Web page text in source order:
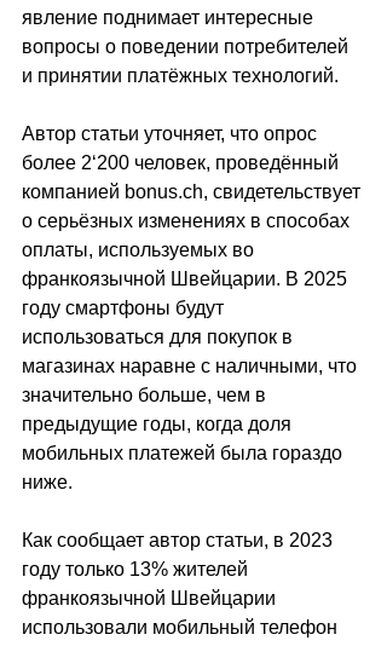
явление поднимает интересные
вопросы о поведении потребителей
и принятии платёжных технологий.
Автор статьи уточняет, что опрос
более 2‘200 человек, проведённый
компанией bonus.ch, свидетельствует
о серьёзных изменениях в способах
оплаты, используемых во
франкоязычной Швейцарии. В 2025
году смартфоны будут
использоваться для покупок в
магазинах наравне с наличными, что
значительно больше, чем в
предыдущие годы, когда доля
мобильных платежей была гораздо
ниже.
Как сообщает автор статьи, в 2023
году только 13% жителей
франкоязычной Швейцарии
использовали мобильный телефон